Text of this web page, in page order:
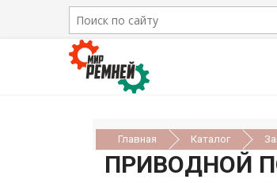
Главная Каталог
ПРИВОДНОЙ